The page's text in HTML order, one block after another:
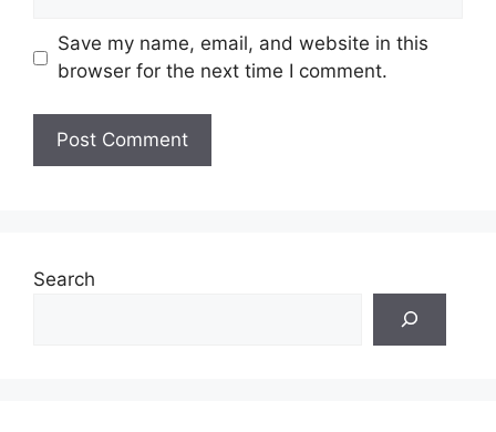
Save my name, email, and website in this
browser for the next time I comment.
Search